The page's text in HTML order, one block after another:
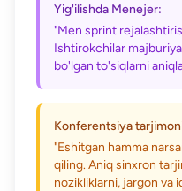
Yig'ilishda Menejer:
"Men sprint
Ishtirokchilar
bo'lgan to'siqlarni
Konferentsiya
"Eshitgan hamma
qiling. Aniq sinxron
nozikliklarni, jargon va